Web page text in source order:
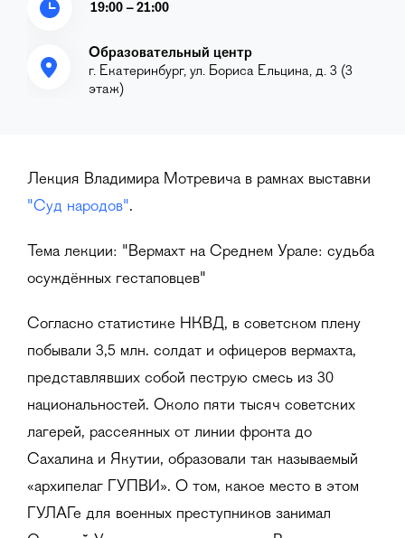
19:00 – 21:00
Образовательный центр
г. Екатеринбург, ул. Бориса Ельцина, д. 3 (3
этаж)
Лекция Владимира Мотревича в рамках выставки
"Суд народов".
Тема лекции: "Вермахт на Среднем Урале: судьба
осуждённых гестаповцев"
Согласно статистике НКВД, в советском плену
побывали 3,5 млн. солдат и офицеров вермахта,
представлявших собой пеструю смесь из 30
национальностей. Около пяти тысяч советских
лагерей, рассеянных от линии фронта до
Сахалина и Якутии, образовали так называемый
«архипелаг ГУПВИ». О том, какое место в этом
ГУЛАГе для военных преступников занимал